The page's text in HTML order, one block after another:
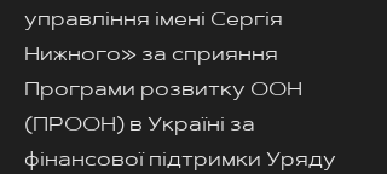
управління імені Сергія
Нижного» за сприяння
Програми розвитку ООН
(ПРООН) в Україні за
фінансової підтримки Уряду